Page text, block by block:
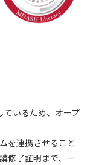
ているため、オープ
を連携させること
修了証明まで、一